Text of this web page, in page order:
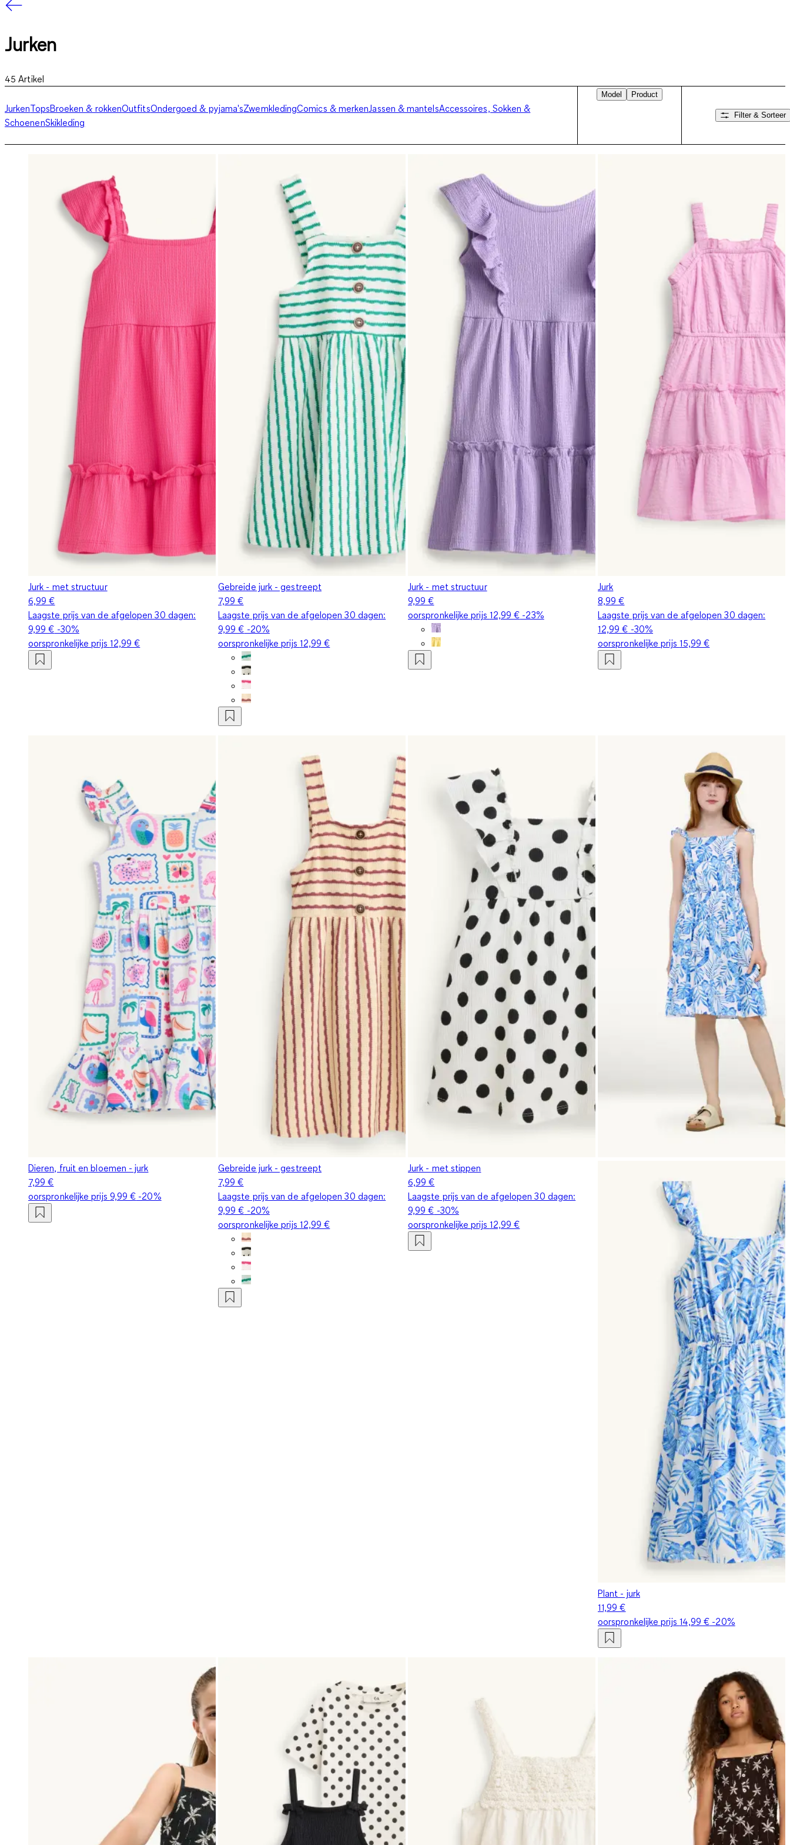
Jurken
45 Artikel
JurkenTopsBroeken & rokkenOutfitsOndergoed & pyjama'sZwemkledingComics & merken Jassen & mantelsAccessoires, Sokken &
SchoenenSkikleding
Model Product
Filter & Sorteer
Jurk - met structuur
6,99 €
Laagste prijs van de afgelopen 30 dagen:
9,99 € -30%
oorspronkelijke prijs 12,99 €
Gebreide jurk - gestreept
7,99 €
Laagste prijs van de afgelopen 30 dagen:
9,99 € -20%
oorspronkelijke prijs 12,99 €
Jurk - met structuur
9,99 €
oorspronkelijke prijs 12,99 € -23%
Jurk
8,99 €
Laagste prijs van de afgelopen 30 dagen:
12,99 € -30%
oorspronkelijke prijs 15,99 €
Dieren, fruit en bloemen - jurk
7,99 €
oorspronkelijke prijs 9,99 € -20%
Gebreide jurk - gestreept
7,99 €
Laagste prijs van de afgelopen 30 dagen:
9,99 € -20%
oorspronkelijke prijs 12,99 €
Jurk - met stippen
6,99 €
Laagste prijs van de afgelopen 30 dagen:
9,99 € -30%
oorspronkelijke prijs 12,99 €
Plant - jurk
11,99 €
oorspronkelijke prijs 14,99 € -20%